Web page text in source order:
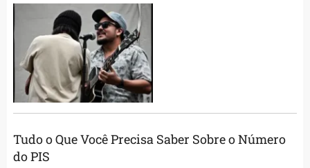
Tudo o Que Você Precisa Saber Sobre o Número
do PIS